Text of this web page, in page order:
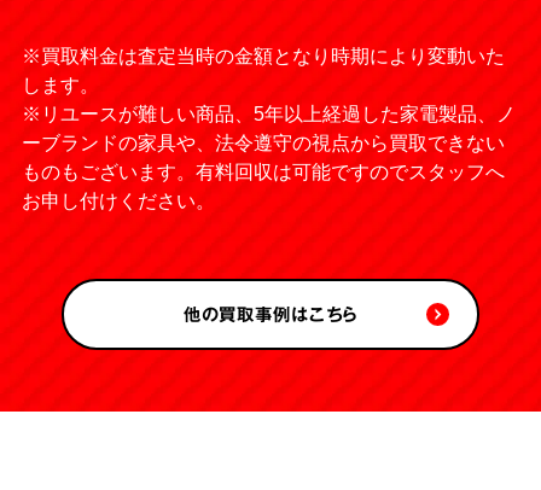
※買取料金は査定当時の金額となり時期により変動いた
します。
※リユースが難しい商品、5年以上経過した家電製品、ノ
ーブランドの家具や、法令遵守の視点から買取できない
ものもございます。有料回収は可能ですのでスタッフへ
お申し付けください。
他の買取事例はこちら